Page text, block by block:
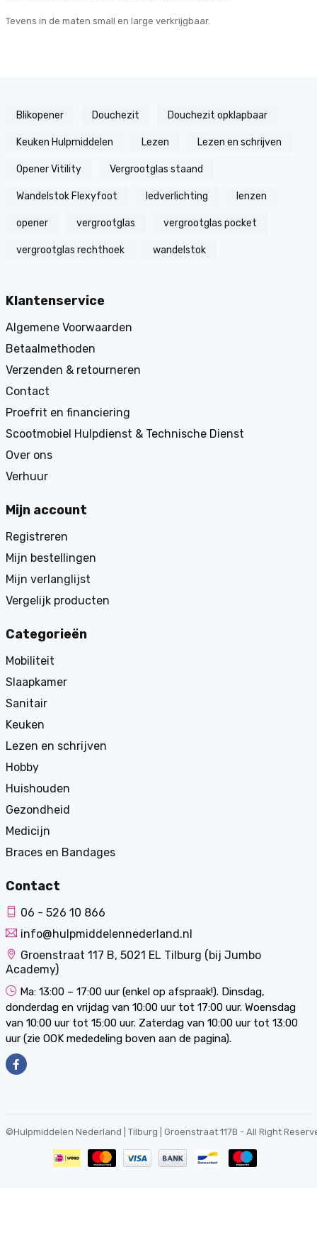
Tevens in de maten small en large verkrijgbaar.
Blikopener Douchezit Douchezit opklapbaar
Keuken Hulpmiddelen Lezen Lezen en schrijven
Opener Vitility Vergrootglas staand
Wandelstok Flexyfoot ledverlichting lenzen
opener vergrootglas vergrootglas pocket
vergrootglas rechthoek wandelstok
Klantenservice
Algemene Voorwaarden
Betaalmethoden
Verzenden & retourneren
Contact
Proefrit en financiering
Scootmobiel Hulpdienst & Technische Dienst
Over ons
Verhuur
Mijn account
Registreren
Mijn bestellingen
Mijn verlanglijst
Vergelijk producten
Categorieën
Mobiliteit
Slaapkamer
Sanitair
Keuken
Lezen en schrijven
Hobby
Huishouden
Gezondheid
Medicijn
Braces en Bandages
Contact
06 - 526 10 866
info@hulpmiddelennederland.nl
Groenstraat 117 B, 5021 EL Tilburg (bij Jumbo
Academy)
Ma: 13:00 – 17:00 uur (enkel op afspraak!). Dinsdag,
donderdag en vrijdag van 10:00 uur tot 17:00 uur. Woensdag
van 10:00 uur tot 15:00 uur. Zaterdag van 10:00 uur tot 13:00
uur (zie OOK mededeling boven aan de pagina).
©Hulpmiddelen Nederland | Tilburg | Groenstraat 117B - All Right